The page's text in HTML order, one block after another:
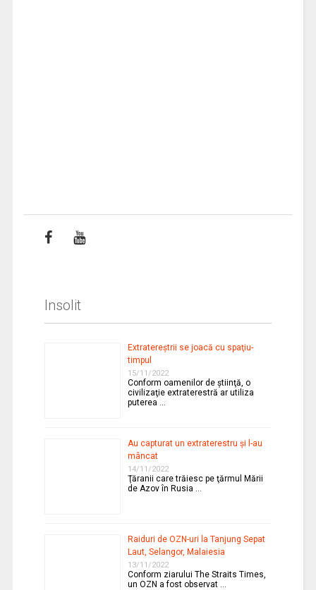
Insolit
Extratereştrii se joacă cu spaţiu-
timpul
15/11/2022
Conform oamenilor de ştiinţă, o
civilizaţie extraterestră ar utiliza
puterea …
Au capturat un extraterestru şi l-au
mâncat
14/11/2022
Ţăranii care trăiesc pe ţărmul Mării
de Azov în Rusia …
Raiduri de OZN-uri la Tanjung Sepat
Laut, Selangor, Malaiesia
13/11/2022
Conform ziarului The Straits Times,
un OZN a fost observat …